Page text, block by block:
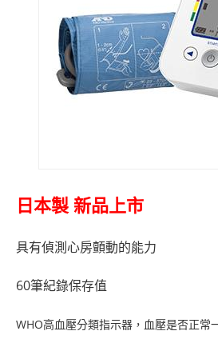
日本製 新品上市
具有偵測心房顫動的能力
60筆紀錄保存值
WHO高血壓分類指示器，血壓是否正常